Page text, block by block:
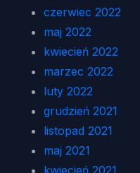
czerwiec 2022
maj 2022
kwiecień 2022
marzec 2022
luty 2022
grudzień 2021
listopad 2021
maj 2021
kwiecień 2021